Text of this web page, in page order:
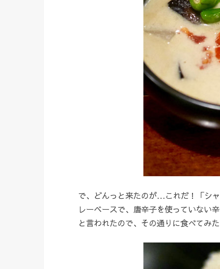
で、どんっと来たのが…これだ！「シ
レーベースで、唐辛子を使っていない
と言われたので、その通りに食べてみ